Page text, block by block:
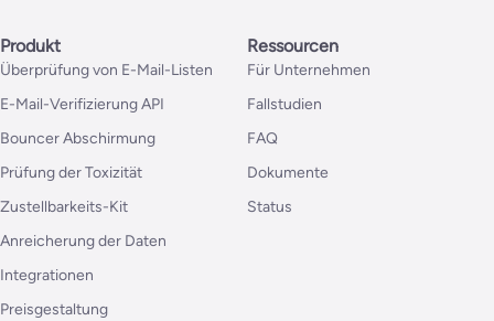
Produkt
Überprüfung von E-Mail-Listen
E-Mail-Verifizierung API
Bouncer Abschirmung
Prüfung der Toxizität
Zustellbarkeits-Kit
Anreicherung der Daten
Integrationen
Preisgestaltung
Ressourcen
Für Unternehmen
Fallstudien
FAQ
Dokumente
Status